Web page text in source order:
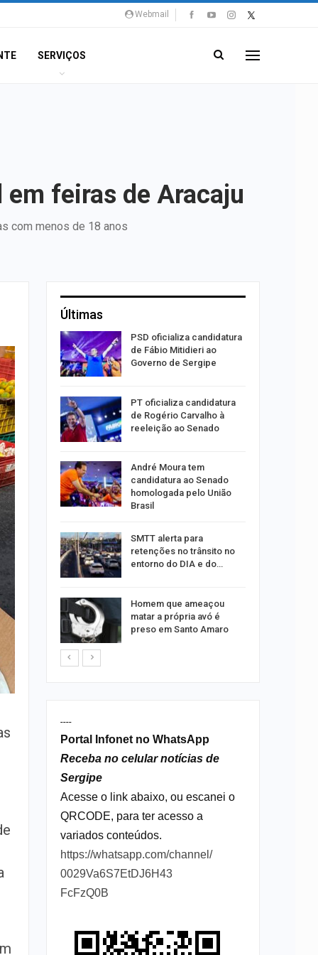
Webmail
SERVIÇOS
feiras de Aracaju
com menos de 18 anos
Últimas
o
em
em
para
por
no
PSD oficializa candidatura
de Fábio Mitidieri ao
Governo de Sergipe
PT oficializa candidatura
de Rogério Carvalho à
reeleição ao Senado
André Moura tem
candidatura ao Senado
homologada pelo União
Brasil
SMTT alerta para
retenções no trânsito no
entorno do DIA e do…
Homem que ameaçou
matar a própria avó é
preso em Santo Amaro
----
Portal Infonet no WhatsApp
Receba no celular notícias de
Sergipe
Acesse o link abaixo, ou escanei o
QRCODE, para ter acesso a
variados conteúdos.
https://whatsapp.com/channel/
0029Va6S7EtDJ6H43
FcFzQ0B